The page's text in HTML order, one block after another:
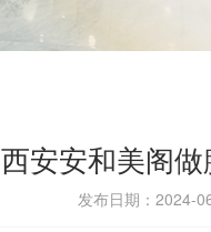
西安安和美阁
发布日期：2024-